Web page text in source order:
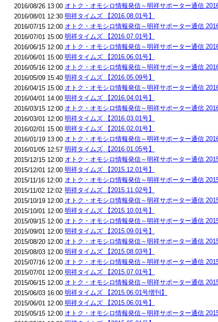
2016/08/26 13:00 オトク・オモシロ情報発信～明祥サポーター通信
2016/08/01 12:30 明祥タイムズ 【2016.08.01号】
2016/07/15 12:00 オトク・オモシロ情報発信～明祥サポーター通信
2016/07/01 15:00 明祥タイムズ 【2016.07.01号】
2016/06/15 12:00 オトク・オモシロ情報発信～明祥サポーター通信
2016/06/01 15:00 明祥タイムズ 【2016.06.01号】
2016/05/16 12:00 オトク・オモシロ情報発信～明祥サポーター通信
2016/05/09 15:40 明祥タイムズ 【2016.05.09号】
2016/04/15 15:00 オトク・オモシロ情報発信～明祥サポーター通信
2016/04/01 14:00 明祥タイムズ 【2016.04.01号】
2016/03/15 12:00 オトク・オモシロ情報発信～明祥サポーター通信
2016/03/01 12:00 明祥タイムズ 【2016.03.01号】
2016/02/01 15:00 明祥タイムズ 【2016.02.01号】
2016/01/19 13:00 オトク・オモシロ情報発信～明祥サポーター通信
2016/01/05 12:57 明祥タイムズ 【2016.01.05号】
2015/12/15 12:00 オトク・オモシロ情報発信～明祥サポーター通信
2015/12/01 12:00 明祥タイムズ 【2015.12.01号】
2015/11/16 12:00 オトク・オモシロ情報発信～明祥サポーター通信
2015/11/02 12:02 明祥タイムズ 【2015.11.02号】
2015/10/19 12:00 オトク・オモシロ情報発信～明祥サポーター通信
2015/10/01 12:00 明祥タイムズ 【2015.10.01号】
2015/09/15 12:00 オトク・オモシロ情報発信～明祥サポーター通信
2015/09/01 12:00 明祥タイムズ 【2015.09.01号】
2015/08/20 12:00 オトク・オモシロ情報発信～明祥サポーター通信
2015/08/03 12:00 明祥タイムズ 【2015.08.03号】
2015/07/16 12:00 オトク・オモシロ情報発信～明祥サポーター通信
2015/07/01 12:00 明祥タイムズ 【2015.07.01号】
2015/06/15 12:00 オトク・オモシロ情報発信～明祥サポーター通信
2015/06/03 16:00 明祥タイムズ 【2015.06.01号増刊】
2015/06/01 12:00 明祥タイムズ 【2015.06.01号】
2015/05/15 12:00 オトク・オモシロ情報発信～明祥サポーター通信